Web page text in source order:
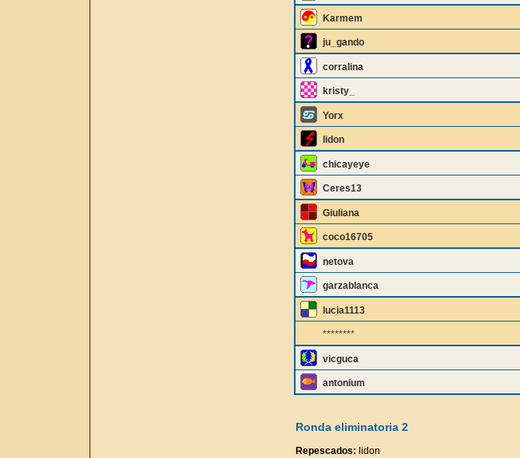
Karmem
ju_gando
corralina
kristy_
Yorx
lidon
chicayeye
Ceres13
Giuliana
coco16705
netova
garzablanca
lucia1113
********
vicguca
antonium
Ronda eliminatoria 2
Repescados: lidon